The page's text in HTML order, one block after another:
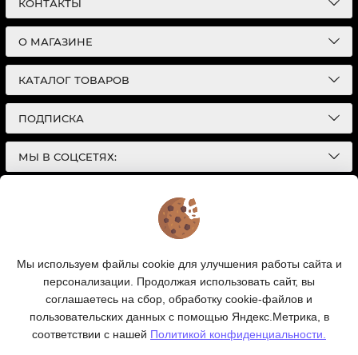
КОНТАКТЫ
О МАГАЗИНЕ
КАТАЛОГ ТОВАРОВ
ПОДПИСКА
МЫ В СОЦСЕТЯХ:
Интернет-магазин автотоваров в Екатеринбурге
| Разработка сайтов |
Политика конфиденциальности
интернет-сайт носит исключительно
информационный характер и ни при каких условиях
информационные материалы и цены, размещенные на
сайте, не являются публичной офертой, определяемой
положениями Статей 435 и 437 Гражданского кодекса
РФ.
Мы используем файлы cookie для улучшения работы сайта и
персонализации. Продолжая использовать сайт, вы
соглашаетесь на сбор, обработку cookie-файлов и
пользовательских данных с помощью Яндекс.Метрика, в
соответствии с нашей Политикой конфиденциальности.